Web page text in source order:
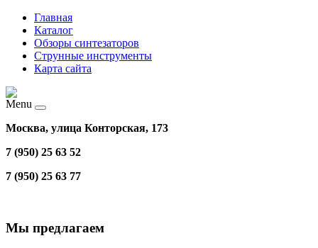
Главная
Каталог
Обзоры синтезаторов
Струнные инструменты
Карта сайта
Menu
Москва, улица Конторская, 173
7 (950) 25 63 52
7 (950) 25 63 77
Мы предлагаем